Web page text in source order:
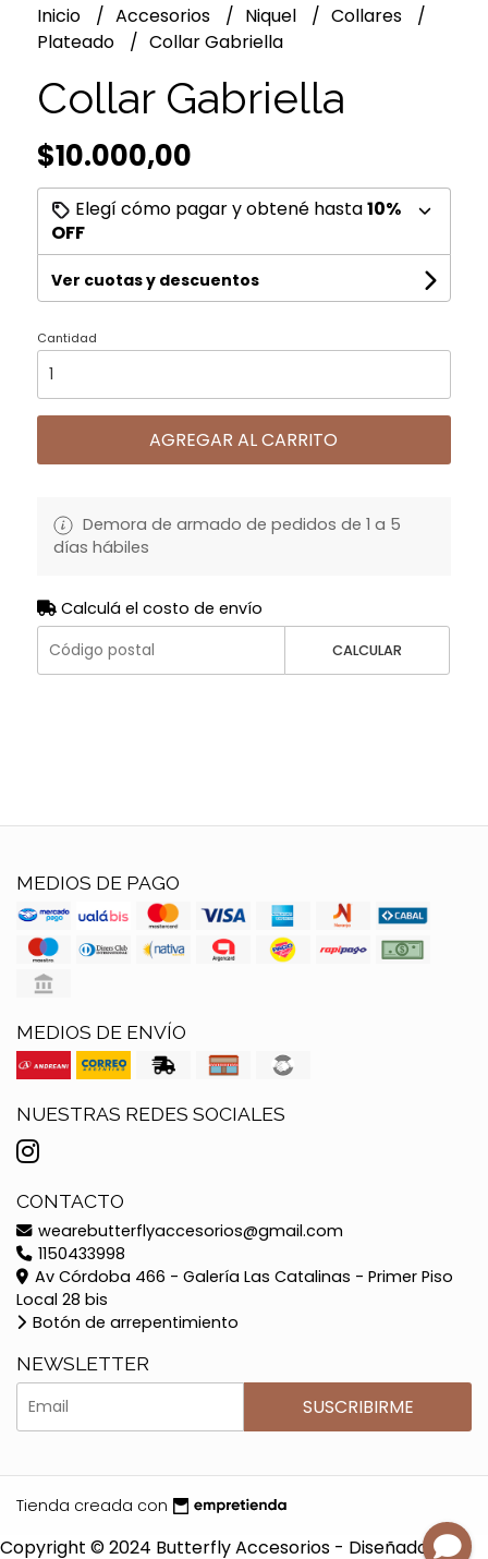
Inicio Accesorios Niquel
Collares
Plateado
Collar Gabriella
Collar Gabriella
$10.000,00
Elegí cómo pagar y obtené hasta10%
OFF
Ver cuotas y descuentos
Cantidad
AGREGAR AL CARRITO
Demora de armado de pedidos de 1 a 5
días hábiles
Calculá el costo de envío
CALCULAR
MEDIOS DE PAGO
MEDIOS DE ENVÍO
NUESTRAS REDES SOCIALES
CONTACTO
wearebutterflyaccesorios@gmail.com
1150433998
Av Córdoba 466 - Galería Las Catalinas - Primer Piso
Local 28 bis
Botón de arrepentimiento
NEWSLETTER
SUSCRIBIRME
Tienda creada con
Copyright © 2024 Butterfly Accesorios - Diseñado por